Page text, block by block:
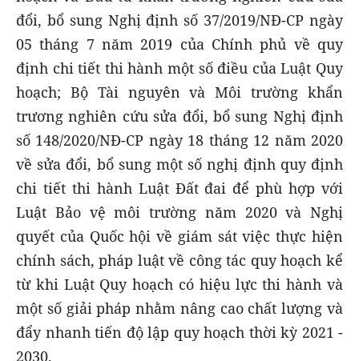
đổi, bổ sung Nghị định số 37/2019/NĐ-CP ngày
05 tháng 7 năm 2019 của Chính phủ về quy
định chi tiết thi hành một số điều của Luật Quy
hoạch; Bộ Tài nguyên và Môi trường khẩn
trương nghiên cứu sửa đổi, bổ sung Nghị định
số 148/2020/NĐ-CP ngày 18 tháng 12 năm 2020
về sửa đổi, bổ sung một số nghị định quy định
chi tiết thi hành Luật Đất đai để phù hợp với
Luật Bảo vệ môi trường năm 2020 và Nghị
quyết của Quốc hội về giám sát việc thực hiện
chính sách, pháp luật về công tác quy hoạch kể
từ khi Luật Quy hoạch có hiệu lực thi hành và
một số giải pháp nhằm nâng cao chất lượng và
đẩy nhanh tiến độ lập quy hoạch thời kỳ 2021 -
2030.